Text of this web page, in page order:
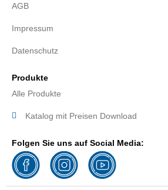
AGB
Impressum
Datenschutz
Produkte
Alle Produkte
Katalog mit Preisen Download
Folgen Sie uns auf Social Media: